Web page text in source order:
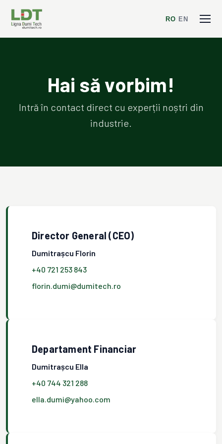
RO EN
Hai să vorbim!
Intră în contact direct cu experții noștri din
industrie.
Director General (CEO)
Dumitrașcu Florin
+40 721 253 843
florin.dumi@dumitech.ro
Departament Financiar
Dumitrașcu Ella
+40 744 321 288
ella.dumi@yahoo.com